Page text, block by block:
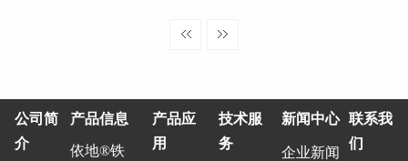
公司简
介
产品信息
依地®铁
产品应
用
技术服
务
新闻中心
企业新闻
联系我
们